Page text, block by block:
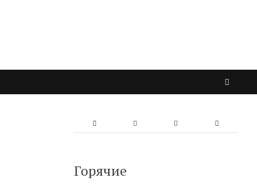
Горячие